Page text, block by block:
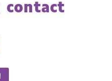
contact